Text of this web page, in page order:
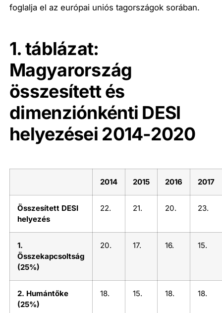
foglalja el az európai uniós tagországok sorában.
1. táblázat:
Magyarország
összesített és
dimenziónkénti DESI
helyezései 2014-2020
2014 2015 2016 2017
Összesített DESI
helyezés
22. 21. 20. 23.
1.
Összekapcsoltság
(25%)
20. 17. 16. 15.
2. Humántőke
(25%)
18. 15. 18. 18.